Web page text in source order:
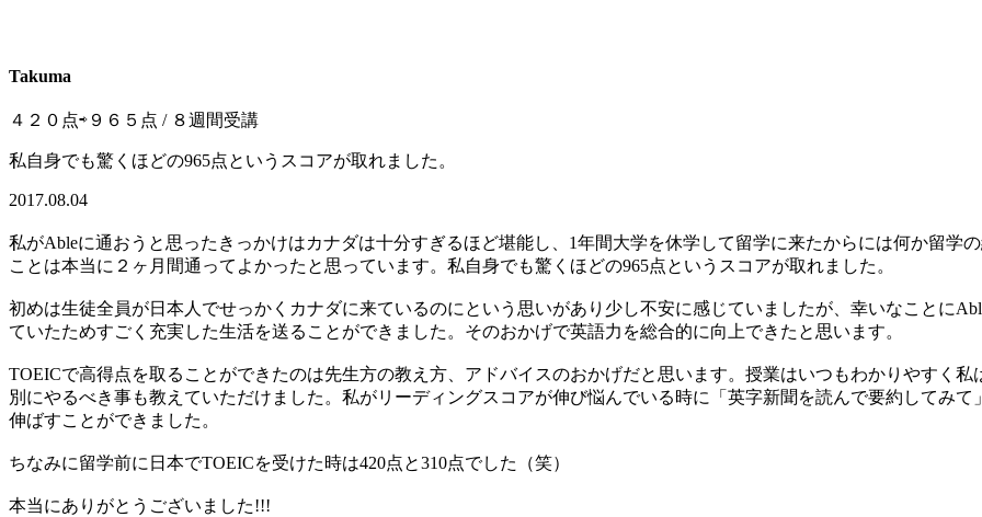
Takuma
４２０点⇨９６５点 / ８週間受講
私自身でも驚くほどの965点というスコアが取れました。
2017.08.04
私がAbleに通おうと思ったきっかけはカナダは十分すぎるほど堪能し、1年間大学を休学して留学に来たからには何か留学
ことは本当に２ヶ月間通ってよかったと思っています。私自身でも驚くほどの965点というスコアが取れました。
初めは生徒全員が日本人でせっかくカナダに来ているのにという思いがあり少し不安に感じていましたが、幸いなことに
ていたためすごく充実した生活を送ることができました。そのおかげで英語力を総合的に向上できたと思います。
TOEICで高得点を取ることができたのは‎先生方の教え方、アドバイスのおかげだと思います。授業はいつもわかりやすく
別にやるべき事も教えていただけました。私がリーディングスコアが伸び悩んでいる時に「英字新聞を読んで要約してみ
伸ばすことができました。
ちなみに留学前に日本でTOEICを受けた時は420点と310点でした（笑）
本当にありがとうございました!!!